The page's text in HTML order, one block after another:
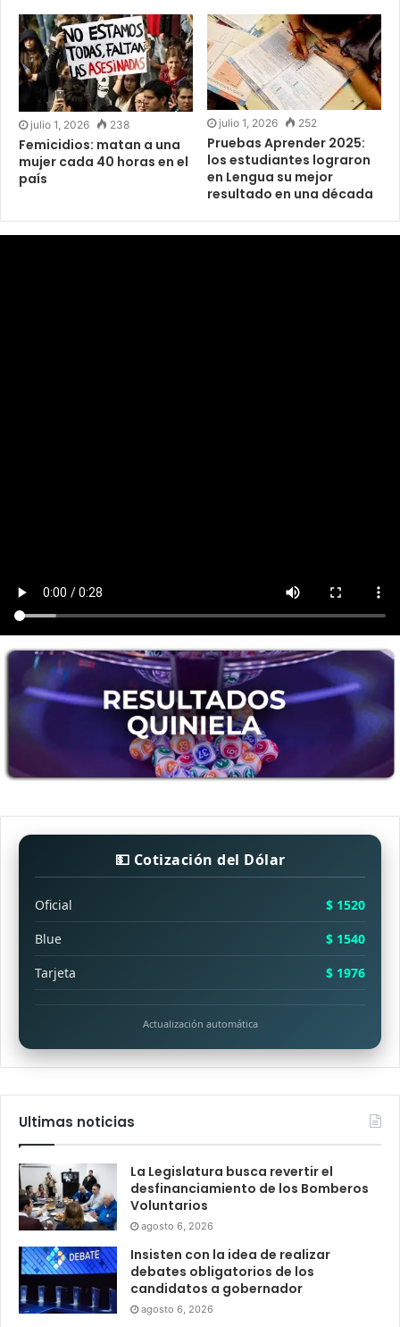
julio 1, 2026 238
Femicidios: matan a una
mujer cada 40 horas en el
país
julio 1, 2026 252
Pruebas Aprender 2025:
los estudiantes lograron
en Lengua su mejor
resultado en una década
💵 Cotización del Dólar
Oficial
$ 1520
Blue
$ 1540
Tarjeta
$ 1976
Actualización automática
Ultimas noticias
La Legislatura busca revertir el
desfinanciamiento de los Bomberos
Voluntarios
agosto 6, 2026
Insisten con la idea de realizar
debates obligatorios de los
candidatos a gobernador
agosto 6, 2026